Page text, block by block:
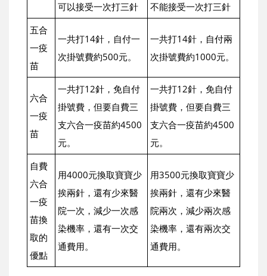
可以接受一次打三針
不能接受一次打三針
五合
一疫
苗
一共打14針，自付一
次掛號費約500元。
一共打14針，自付兩
次掛號費約1000元。
六合
一疫
苗
一共打12針，免自付
掛號費，但要自費三
支六合一疫苗約4500
元。
一共打12針，免自付
掛號費，但要自費三
支六合一疫苗約4500
元。
自費
六合
一疫
苗換
取的
優點
用4000元換取寶寶少
挨兩針，還有少來醫
院一次，減少一次感
染機率，還有一次交
通費用。
用3500元換取寶寶少
挨兩針，還有少來醫
院兩次，減少兩次感
染機率，還有兩次交
通費用。